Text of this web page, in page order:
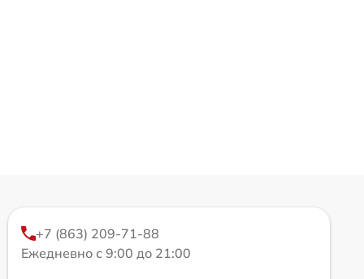
+7 (863) 209-71-88
Ежедневно с 9:00 до 21:00